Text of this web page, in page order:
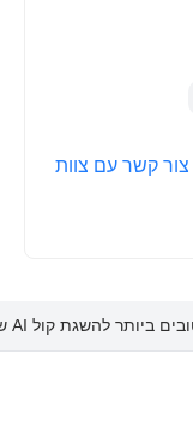
צור קשר עם צוות